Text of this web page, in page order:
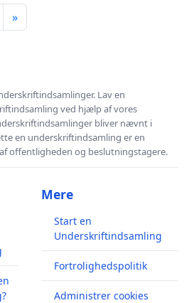
»
Lav en
ved hjælp af vores
bliver nævnt i
en underskriftindsamling er en
offentligheden og beslutningstagere.
Mere
Start en
Underskriftindsamling
Fortrolighedspolitik
Administrer cookies